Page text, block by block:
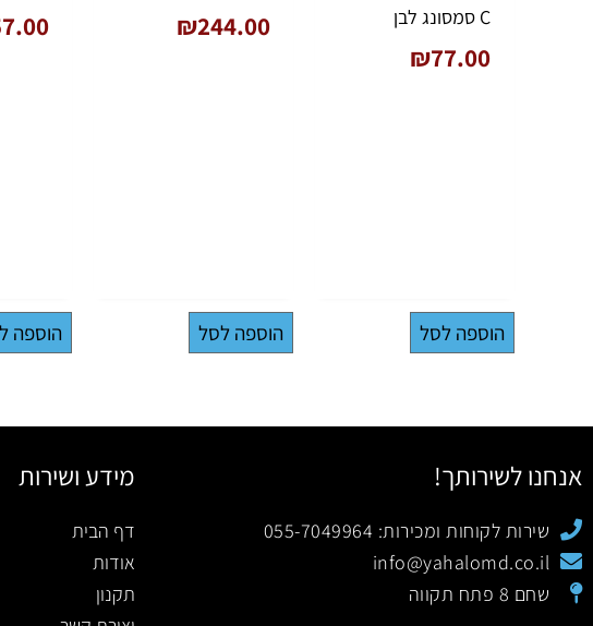
C סמסונג לבן
₪77.00
הוספה לסל
₪244.00
הוספה לסל הוספה
אנחנו לשירותך!
שירות לקוחות ומכירות: 055-7049964
info@yahalomd.co.il
שחם 8 פתח תקווה
מידע ושירות
דף הבית
אודות
תקנון